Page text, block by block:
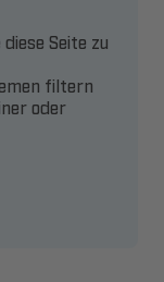
Seite zu
filtern
oder